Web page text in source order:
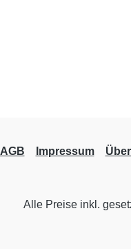
AGB Impressum
Alle Preise inkl.